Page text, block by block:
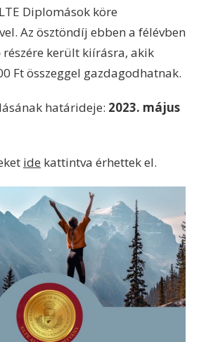
Diplomások köre
Az ösztöndíj ebben a félévben
került kiírásra, akik
Ft összeggel gazdagodhatnak.
határideje: 2023. május
ide kattintva érhettek el.